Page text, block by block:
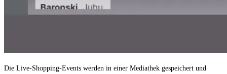
Die Live-Shopping-Events werden in einer Mediathek gespeichert und